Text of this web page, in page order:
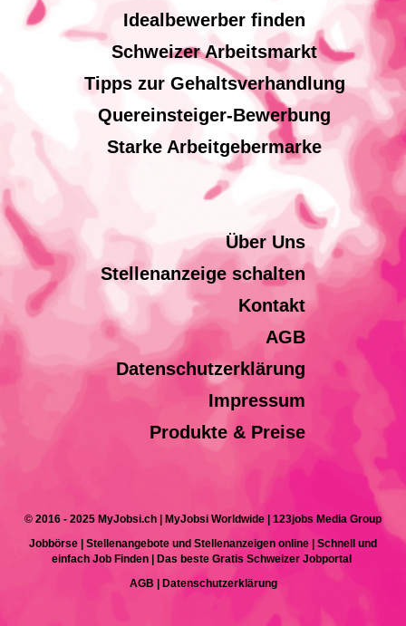
Idealbewerber finden
Schweizer Arbeitsmarkt
Tipps zur Gehaltsverhandlung
Quereinsteiger-Bewerbung
Starke Arbeitgebermarke
Über Uns
Stellenanzeige schalten
Kontakt
AGB
Datenschutzerklärung
Impressum
Produkte & Preise
© 2016 - 2025 MyJobsi.ch | MyJobsi Worldwide | 123jobs Media Group
Jobbörse | Stellenangebote und Stellenanzeigen online | Schnell und
einfach Job Finden | Das beste Gratis Schweizer Jobportal
AGB
Datenschutzerklärung